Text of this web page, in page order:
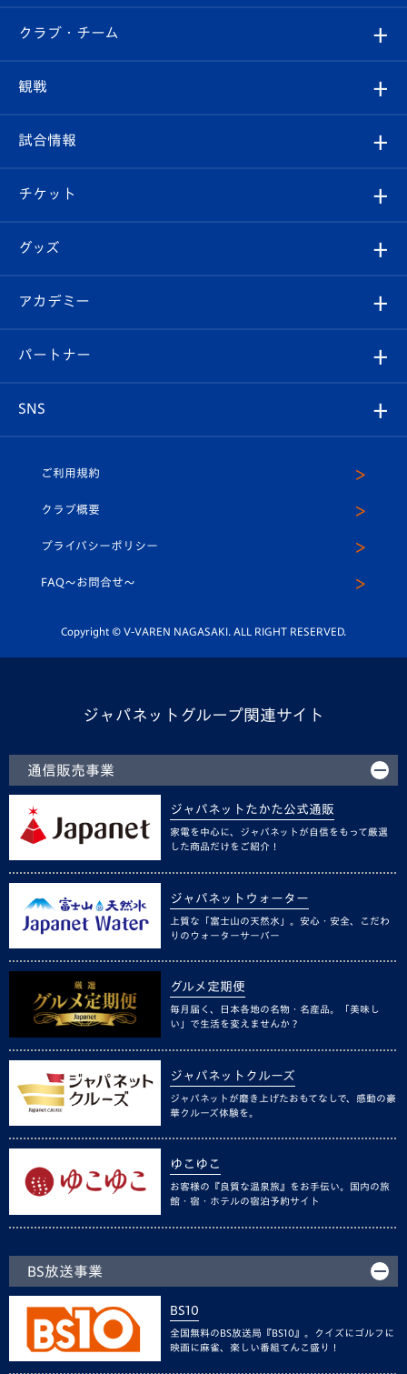
すべて
クラブ
試合情報
チケット
イベント
メディア
ホームタウン
クラブ・チーム
クラブ概要
エンブレム紹介
スタッフプロフィール
マスコット紹介
平和祈念活動
ホームタウン活動
観戦
観戦ルール
はじめての観戦ガイド
Revive Team
ヴィヴィくんの長崎おもてなしガイド
試合情報
試合日程/結果
フォトギャラリー
スタジアムグルメ
チケット
チケット
V-LOVERS（ファンクラブ）
プレイヤーズスイート
グッズ
オンラインショップ
店舗情報
アカデミー
育成からのお知らせ
U-18
スクール
パートナー
SNS
ヴィヴィくんインスタグラム
公式LINE＠
ご利用規約
クラブ概要
プライバシーポリシー
FAQ〜お問合せ〜
Copyright © V-VAREN NAGASAKI. ALL RIGHT RESERVED.
ジャパネットグループ関連サイト
通信販売事業
ジャパネットたかた公式通販
家電を中心に、ジャパネットが自信をもって厳選
した商品だけをご紹介！
ジャパネットウォーター
上質な「富士山の天然水」。安心・安全、こだわ
りのウォーターサーバー
グルメ定期便
毎月届く、日本各地の名物・名産品。「美味し
い」で生活を変えませんか？
ジャパネットクルーズ
ジャパネットが磨き上げたおもてなしで、感動の豪
華クルーズ体験を。
ゆこゆこ
お客様の『良質な温泉旅』をお手伝い。国内の旅
館・宿・ホテルの宿泊予約サイト
BS放送事業
BS10
全国無料のBS放送局『BS10』。クイズにゴルフに
映画に麻雀、楽しい番組てんこ盛り！